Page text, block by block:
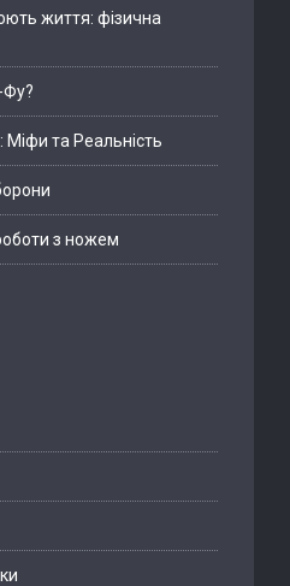
життя: фізична
Фу?
та Реальність
з ножем